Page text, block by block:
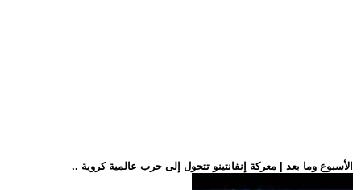
.. الأسبوع وما بعد | معركة إنفانتينو تتحول إلى حرب عالمية كروية